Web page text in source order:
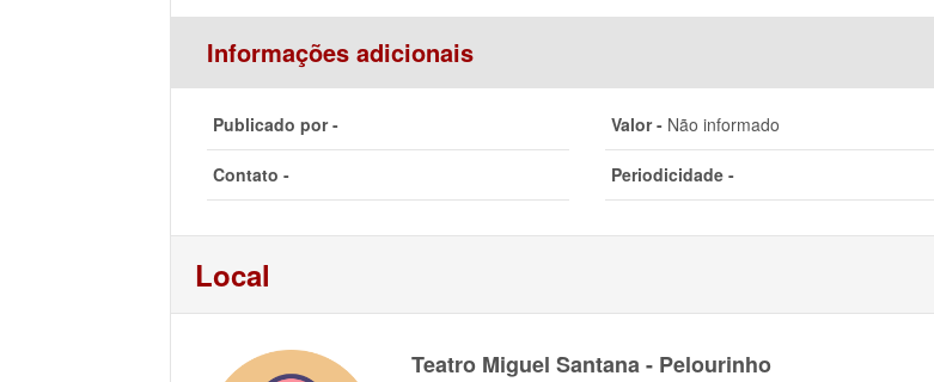
Informações adicionais
Publicado por - Valor -Não informado
Contato - Periodicidade -
Local
Teatro Miguel Santana - Pelourinho